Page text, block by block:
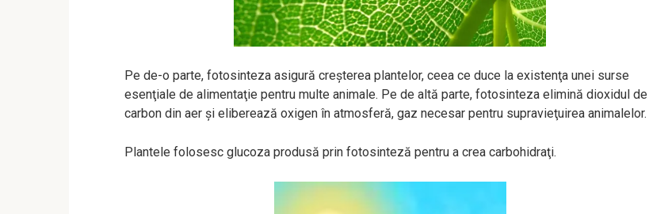
Pe de-o parte, fotosinteza asigură creşterea plantelor, ceea ce duce la existenţa unei surse
esenţiale de alimentaţie pentru multe animale. Pe de altă parte, fotosinteza elimină dioxidul de
carbon din aer şi eliberează oxigen în atmosferă, gaz necesar pentru supravieţuirea animalelor.
Plantele folosesc glucoza produsă prin fotosinteză pentru a crea carbohidraţi.